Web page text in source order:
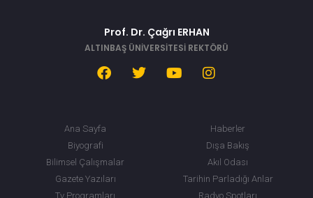
Prof. Dr. Çağrı ERHAN
ALTINBAŞ ÜNİVERSİTESİ REKTÖRÜ
Ana Sayfa
Biyografi
Bilimsel Çalışmalar
Gazete Yazıları
Tv Programları
Haberler
Dışa Bakış
Akıl Odası
Tarihin Parladığı Anlar
Radyo Spotları